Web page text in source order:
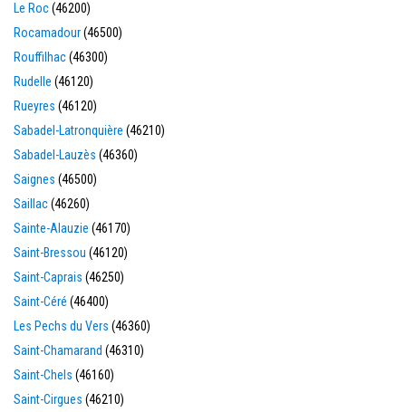
Le Roc(46200)
Rocamadour(46500)
Rouffilhac(46300)
Rudelle (46120)
Rueyres (46120)
Sabadel-Latronquière (46210)
Sabadel-Lauzès (46360)
Saignes (46500)
Saillac(46260)
Sainte-Alauzie (46170)
Saint-Bressou (46120)
Saint-Caprais (46250)
Saint-Céré (46400)
Les Pechs du Vers (46360)
Saint-Chamarand (46310)
Saint-Chels (46160)
Saint-Cirgues (46210)